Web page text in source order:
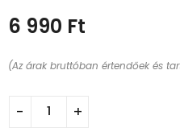
6 990 Ft
(Az árak bruttóban értendőek és